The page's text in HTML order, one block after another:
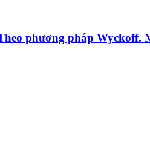
phương pháp Wyckoff.